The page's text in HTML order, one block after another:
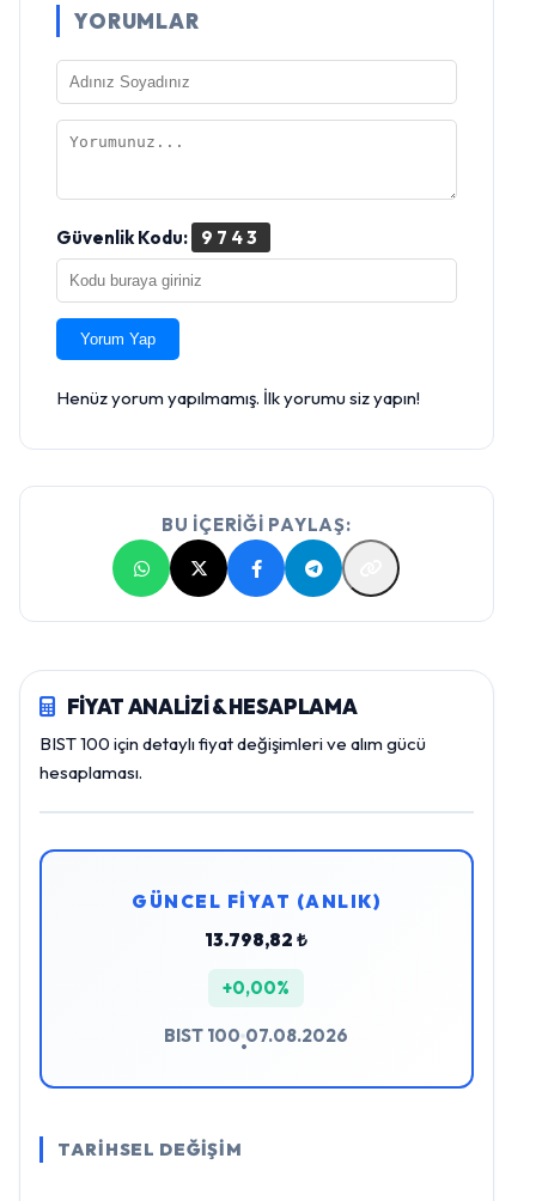
YORUMLAR
Güvenlik Kodu: 9743
Yorum Yap
Henüz yorum yapılmamış. İlk yorumu siz yapın!
BU İÇERİĞİ PAYLAŞ:
FİYAT ANALİZİ & HESAPLAMA
BIST 100 için detaylı fiyat değişimleri ve alım gücü
hesaplaması.
GÜNCEL FİYAT (ANLIK)
13.798,82 ₺
+0,00%
BIST 100
•
07.08.2026
TARİHSEL DEĞİŞİM